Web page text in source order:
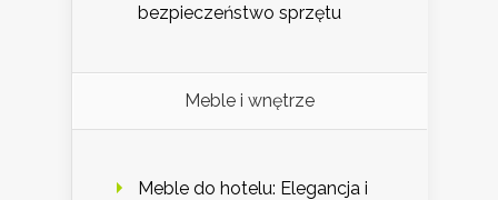
bezpieczeństwo sprzętu
Meble i wnętrze
Meble do hotelu: Elegancja i